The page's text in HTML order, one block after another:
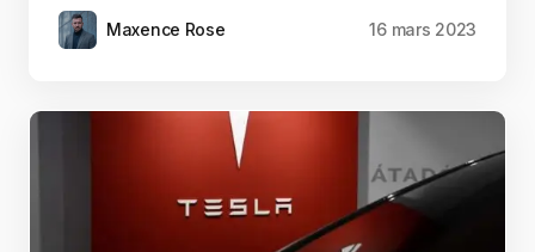
Maxence Rose 16 mars 2023